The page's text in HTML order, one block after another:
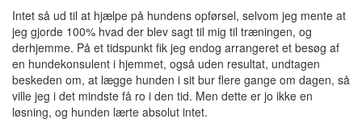
Intet så ud til at hjælpe på hundens opførsel, selvom jeg mente at
jeg gjorde 100% hvad der blev sagt til mig til træningen, og
derhjemme. På et tidspunkt fik jeg endog arrangeret et besøg af
en hundekonsulent i hjemmet, også uden resultat, undtagen
beskeden om, at lægge hunden i sit bur flere gange om dagen, så
ville jeg i det mindste få ro i den tid. Men dette er jo ikke en
løsning, og hunden lærte absolut intet.